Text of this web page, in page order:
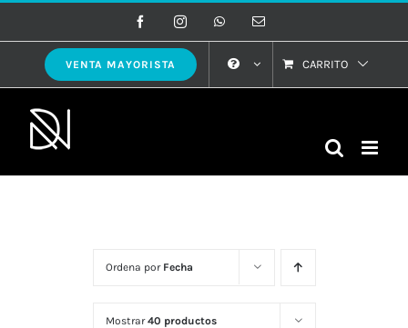
al
contenido
FacebookInstagramWhatsAppCorreo
VENTA MAYORISTA CARRITO
Ordena por Fecha
Mostrar40 productos